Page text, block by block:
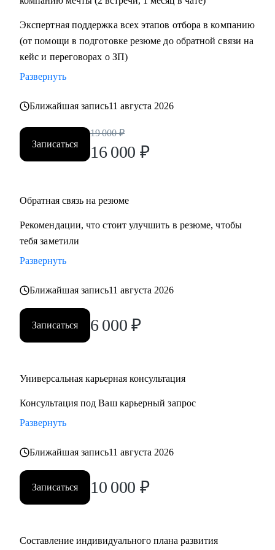
• Продажи и развитие бизнеса / обслуживание клиентов
• Поддержка
• Customer Experience
• Операции
Экспертная поддержка всех этапов отбора в компанию
(от помощи в подготовке резюме до обратной связи на
кейс и переговорах о ЗП)
Развернуть
Ближайшая запись11 августа 2026
Записаться
19 000 ₽
16 000 ₽
Обратная связь на резюме
Рекомендации, что стоит улучшить в резюме, чтобы
тебя заметили
Развернуть
Ближайшая запись11 августа 2026
Записаться 6 000 ₽
Универсальная карьерная консультация
Консультация под Ваш карьерный запрос
Развернуть
Ближайшая запись11 августа 2026
Записаться 10 000 ₽
Составление индивидуального плана развития